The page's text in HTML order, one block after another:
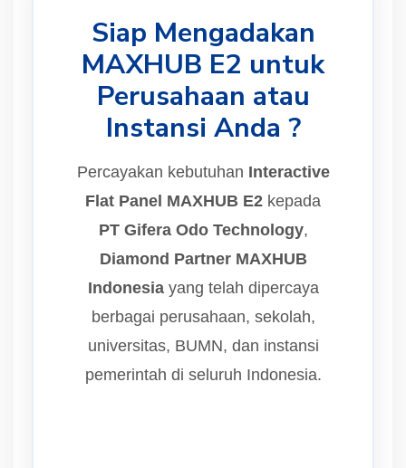
Siap Mengadakan
MAXHUB E2 untuk
Perusahaan atau
Instansi Anda ?
Percayakan kebutuhan Interactive
Flat Panel MAXHUB E2 kepada
PT Gifera Odo Technology,
Diamond Partner MAXHUB
Indonesiayang telah dipercaya
berbagai perusahaan, sekolah,
universitas, BUMN, dan instansi
pemerintah di seluruh Indonesia.